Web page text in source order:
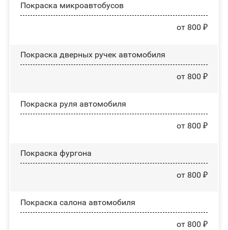
Покраска микроавтобусов
от 800 ₽
Покраска дверных ручек автомобиля
от 800 ₽
Покраска руля автомобиля
от 800 ₽
Покраска фургона
от 800 ₽
Покраска салона автомобиля
от 800 ₽